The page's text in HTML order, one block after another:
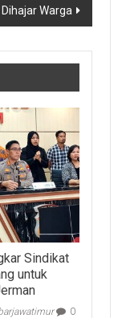
Warga
Sindikat
untuk
0